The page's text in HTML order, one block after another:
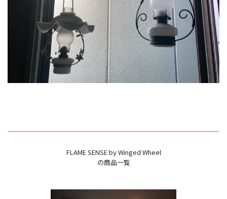
FLAME SENSE by Winged Wheel
の商品一覧